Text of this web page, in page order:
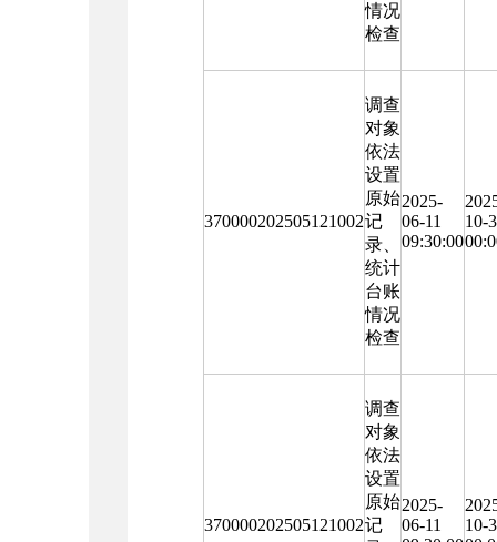
情况
检查
370000202505121002
调查
对象
依法
设置
原始
记
录、
统计
台账
情况
检查
2025-
06-11
09:30:00
10-
370000202505121002
调查
对象
依法
设置
原始
记
2025-
06-11
10-